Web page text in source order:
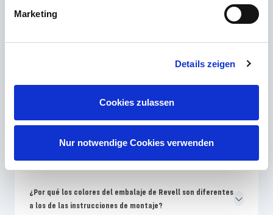
Marketing
Details zeigen
Cookies zulassen
Nur notwendige Cookies verwenden
Las preguntas más frecuentes
¿Qué nivel de habilidad de Revell es mejor para los
principiantes en la construcción de modelos?
¿Por qué los colores del embalaje de Revell son diferentes
a los de las instrucciones de montaje?